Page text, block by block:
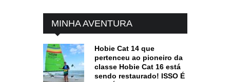
MINHA AVENTURA
Hobie Cat 14 que
pertenceu ao pioneiro da
classe Hobie Cat 16 está
sendo restaurado! ISSO É